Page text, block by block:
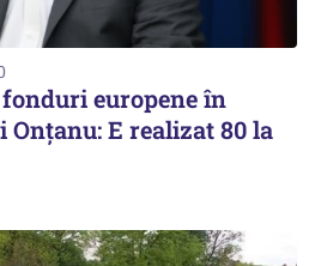
europene în
Onţanu: E realizat 80 la